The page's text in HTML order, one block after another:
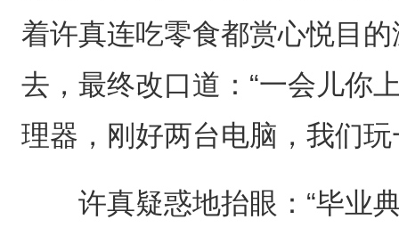
着许真连吃零食都赏心悦目
去，最终改口道：“一会儿你
理器，刚好两台电脑，我们玩
许真疑惑地抬眼：“毕业典